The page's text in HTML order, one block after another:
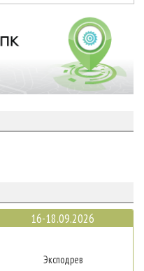
16-18.09.2026
Эксподрев